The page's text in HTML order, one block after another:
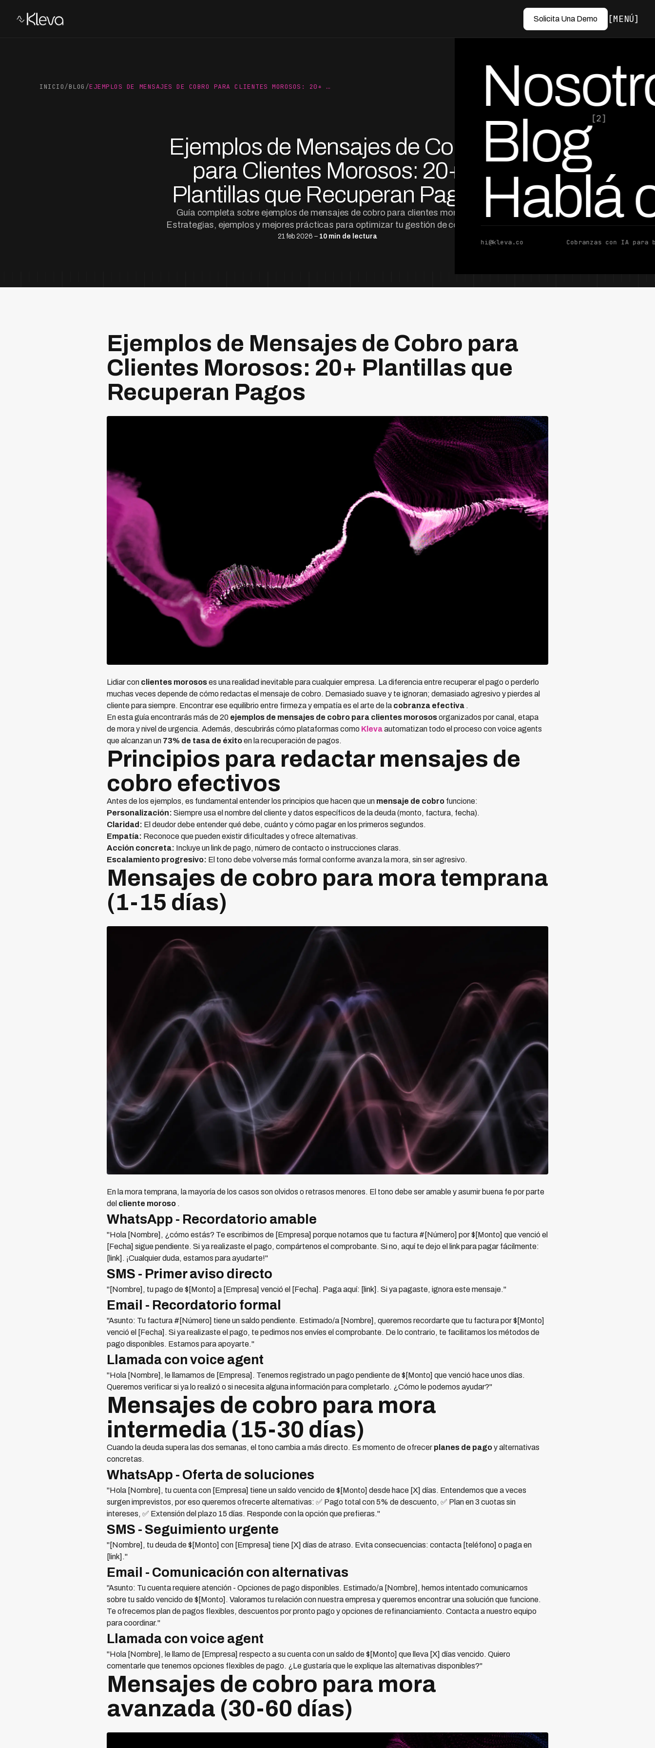
Solicita Una Demo MENÚ
Blog[2]
Hablá
hi@kleva.co Cobranzas con IA para
INICIO/BLOG /EJEMPLOS DE MENSAJES DE COBRO PARA CLIENTES MOROSOS: 20+ …
Ejemplos de Mensajes de Cobro
para Clientes Morosos: 20+
Plantillas que Recuperan Pagos
Guía completa sobre ejemplos de mensajes de cobro para clientes morosos.
Estrategias, ejemplos y mejores prácticas para optimizar tu gestión de cobranza.
21 feb 2026 – 10 min de lectura
por Ed Escobar
Co-Founder & CEO
Ejemplos de Mensajes de Cobro para
Clientes Morosos: 20+ Plantillas que
Recuperan Pagos
Lidiar con clientes morososes una realidad inevitable para cualquier empresa. La diferencia entre recuperar el pago o perderlo
muchas veces depende de cómo redactas el mensaje de cobro. Demasiado suave y te ignoran; demasiado agresivo y pierdes al
cliente para siempre. Encontrar ese equilibrio entre firmeza y empatía es el arte de la cobranza efectiva .
En esta guía encontrarás más de 20 ejemplos de mensajes de cobro para clientes morososorganizados por canal, etapa
de mora y nivel de urgencia. Además, descubrirás cómo plataformas como Klevaautomatizan todo el proceso con voice agents
que alcanzan un 73% de tasa de éxitoen la recuperación de pagos.
Principios para redactar mensajes de
cobro efectivos
Antes de los ejemplos, es fundamental entender los principios que hacen que un mensaje de cobro funcione:
Personalización: Siempre usa el nombre del cliente y datos específicos de la deuda (monto, factura, fecha).
Claridad: El deudor debe entender qué debe, cuánto y cómo pagar en los primeros segundos.
Empatía: Reconoce que pueden existir dificultades y ofrece alternativas.
Acción concreta: Incluye un link de pago, número de contacto o instrucciones claras.
Escalamiento progresivo: El tono debe volverse más formal conforme avanza la mora, sin ser agresivo.
Mensajes de cobro para mora temprana
(1-15 días)
En la mora temprana, la mayoría de los casos son olvidos o retrasos menores. El tono debe ser amable y asumir buena fe por parte
del cliente moroso .
WhatsApp - Recordatorio amable
"Hola [Nombre], ¿cómo estás? Te escribimos de [Empresa] porque notamos que tu factura #[Número] por $[Monto] que venció el
[Fecha] sigue pendiente. Si ya realizaste el pago, compártenos el comprobante. Si no, aquí te dejo el link para pagar fácilmente:
[link]. ¡Cualquier duda, estamos para ayudarte!"
SMS - Primer aviso directo
"[Nombre], tu pago de $[Monto] a [Empresa] venció el [Fecha]. Paga aquí: [link]. Si ya pagaste, ignora este mensaje."
Email - Recordatorio formal
"Asunto: Tu factura #[Número] tiene un saldo pendiente. Estimado/a [Nombre], queremos recordarte que tu factura por $[Monto]
venció el [Fecha]. Si ya realizaste el pago, te pedimos nos envíes el comprobante. De lo contrario, te facilitamos los métodos de
pago disponibles. Estamos para apoyarte."
Llamada con voice agent
"Hola [Nombre], le llamamos de [Empresa]. Tenemos registrado un pago pendiente de $[Monto] que venció hace unos días.
Queremos verificar si ya lo realizó o si necesita alguna información para completarlo. ¿Cómo le podemos ayudar?"
Mensajes de cobro para mora
intermedia (15-30 días)
Cuando la deuda supera las dos semanas, el tono cambia a más directo. Es momento de ofrecer planes de pagoy alternativas
concretas.
WhatsApp - Oferta de soluciones
"Hola [Nombre], tu cuenta con [Empresa] tiene un saldo vencido de $[Monto] desde hace [X] días. Entendemos que a veces
surgen imprevistos, por eso queremos ofrecerte alternativas: ✅ Pago total con 5% de descuento, ✅ Plan en 3 cuotas sin
intereses, ✅ Extensión del plazo 15 días. Responde con la opción que prefieras."
SMS - Seguimiento urgente
"[Nombre], tu deuda de $[Monto] con [Empresa] tiene [X] días de atraso. Evita consecuencias: contacta [teléfono] o paga en
[link]."
Email - Comunicación con alternativas
"Asunto: Tu cuenta requiere atención - Opciones de pago disponibles. Estimado/a [Nombre], hemos intentado comunicarnos
sobre tu saldo vencido de $[Monto]. Valoramos tu relación con nuestra empresa y queremos encontrar una solución que funcione.
Te ofrecemos plan de pagos flexibles, descuentos por pronto pago y opciones de refinanciamiento. Contacta a nuestro equipo
para coordinar."
Llamada con voice agent
"Hola [Nombre], le llamo de [Empresa] respecto a su cuenta con un saldo de $[Monto] que lleva [X] días vencido. Quiero
comentarle que tenemos opciones flexibles de pago. ¿Le gustaría que le explique las alternativas disponibles?"
Mensajes de cobro para mora
avanzada (30-60 días)